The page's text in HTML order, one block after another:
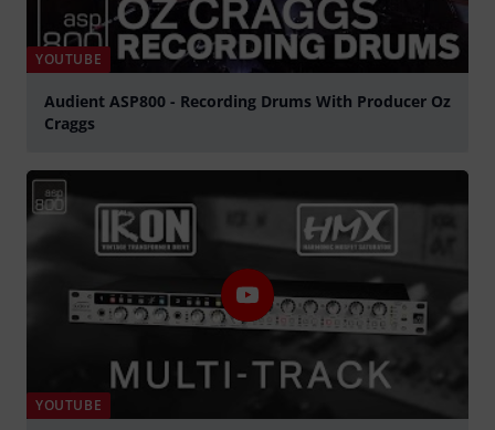
YOUTUBE
Audient ASP800 - Recording Drums With Producer Oz
Craggs
YOUTUBE